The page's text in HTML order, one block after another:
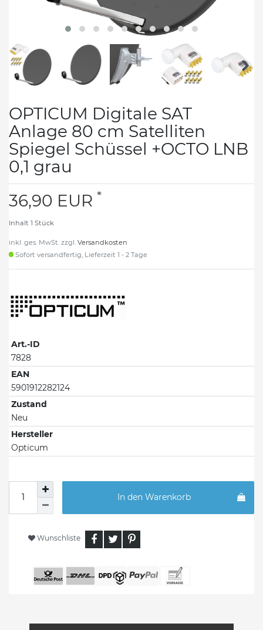
OPTICUM Digitale SAT
Anlage 80 cm Satelliten
Spiegel Schüssel +OCTO LNB
0,1 grau
36,90 EUR *
Inhalt 1 Stück
inkl. ges. MwSt. zzgl. Versandkosten
Sofort versandfertig, Lieferzeit 1 - 2 Tage
Art.-ID
7828
EAN
5901912282124
Zustand
Neu
Hersteller
Opticum
In den Warenkorb
Wunschliste